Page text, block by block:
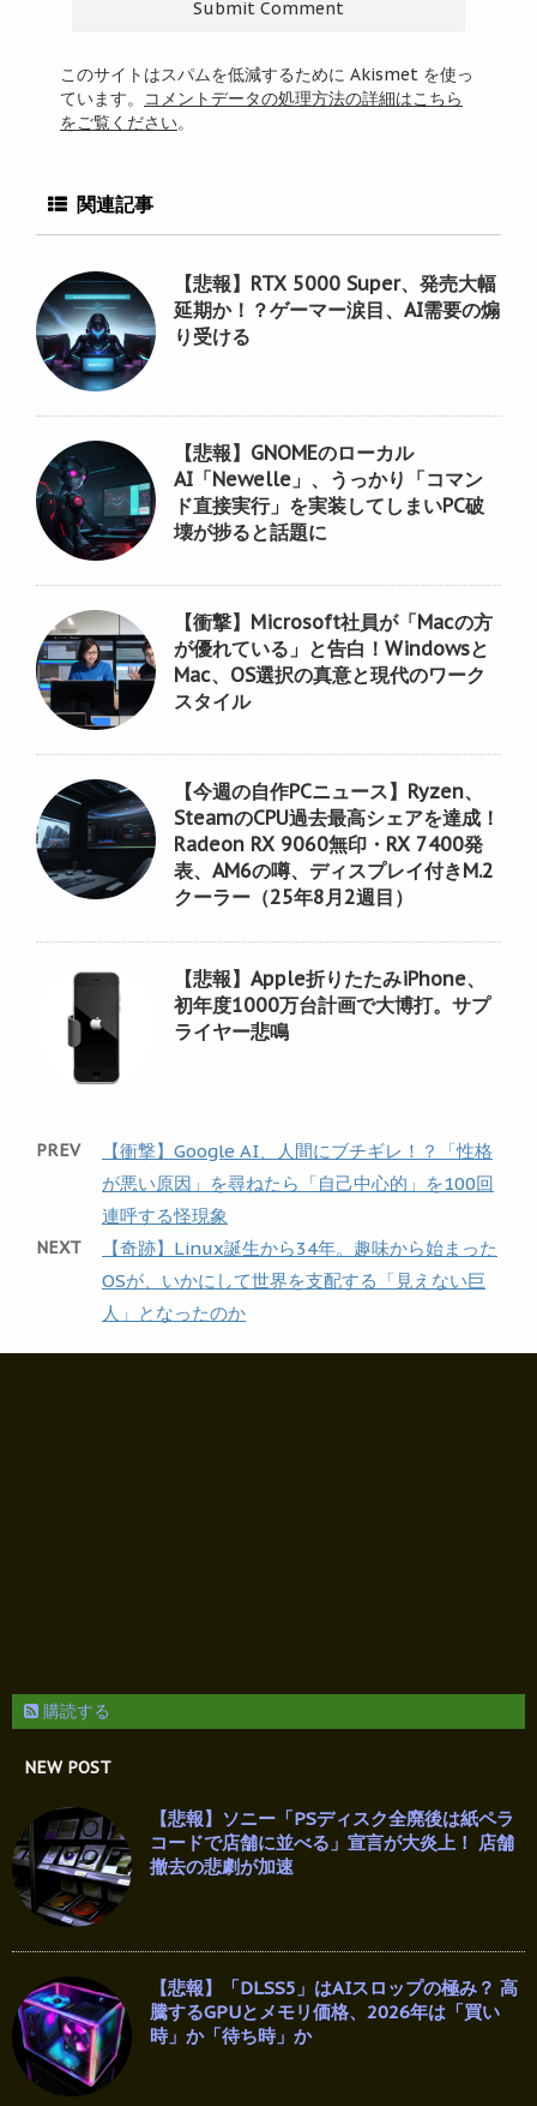
このサイトはスパムを低減するために Akismet を使っ
ています。
コメントデータの処理方法の詳細はこちら
をご覧ください。
関連記事
【悲報】RTX 5000 Super、発売大幅
延期か！？ゲーマー涙目、AI需要の煽
り受ける
【悲報】GNOMEのローカル
AI「Newelle」、うっかり「コマン
ド直接実行」を実装してしまいPC破
壊が捗ると話題に
【衝撃】Microsoft社員が「Macの方
が優れている」と告白！Windowsと
Mac、OS選択の真意と現代のワーク
スタイル
【今週の自作PCニュース】Ryzen、
SteamのCPU過去最高シェアを達成！
Radeon RX 9060無印・RX 7400発
表、AM6の噂、ディスプレイ付きM.2
クーラー（25年8月2週目）
【悲報】Apple折りたたみiPhone、
初年度1000万台計画で大博打。サプ
ライヤー悲鳴
PREV
【衝撃】Google AI、人間にブチギレ！？「性格
が悪い原因」を尋ねたら「自己中心的」を100回
連呼する怪現象
NEXT
【奇跡】Linux誕生から34年。趣味から始まった
OSが、いかにして世界を支配する「見えない巨
人」となったのか
購読する
NEW POST
【悲報】ソニー「PSディスク全廃後は紙ペラ
コードで店舗に並べる」宣言が大炎上！ 店舗
撤去の悲劇が加速
【悲報】「DLSS5」はAIスロップの極み？ 高
騰するGPUとメモリ価格、2026年は「買い
時」か「待ち時」か